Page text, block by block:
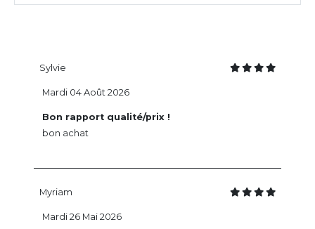
Sylvie
Bon rapport qualité/prix !
bon achat
Mardi 04 Août 2026
Myriam
Mardi 26 Mai 2026